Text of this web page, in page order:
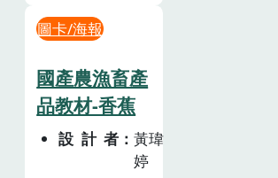
圖卡/海報
國產農漁畜產
品教材-香蕉
設計者
黃瑋
婷